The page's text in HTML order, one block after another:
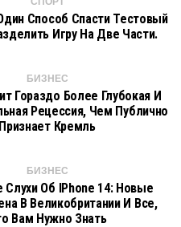
Способ Спасти Тестовый
Игру На Две Части.
БИЗНЕС
Гораздо Более Глубокая И
Рецессия, Чем Публично
Признает Кремль
БИЗНЕС
Слухи Об IPhone 14: Новые
В Великобритании И Все,
Вам Нужно Знать